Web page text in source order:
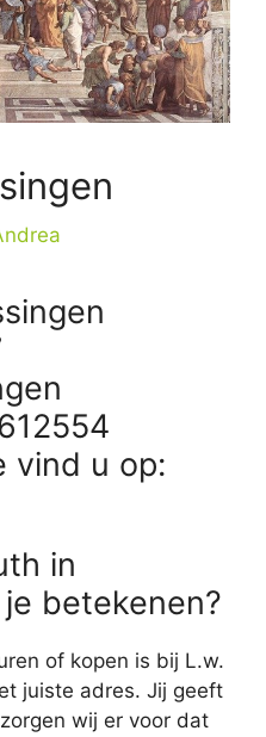
vind u op:
in
betekenen?
of kopen is bij L.w.
juiste adres. Jij geeft
wij er voor dat